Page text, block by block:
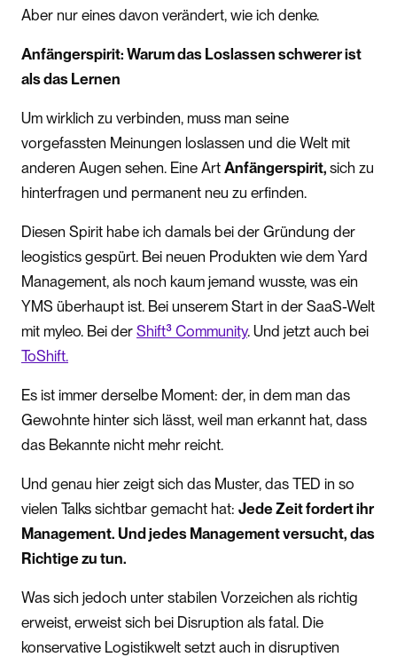
Aber nur eines davon verändert, wie ich denke.
Anfängerspirit: Warum das Loslassen schwerer ist
als das Lernen
Um wirklich zu verbinden, muss man seine
vorgefassten Meinungen loslassen und die Welt mit
anderen Augen sehen. Eine Art Anfängerspirit, sich zu
hinterfragen und permanent neu zu erfinden.
Diesen Spirit habe ich damals bei der Gründung der
leogistics gespürt. Bei neuen Produkten wie dem Yard
Management, als noch kaum jemand wusste, was ein
YMS überhaupt ist. Bei unserem Start in der SaaS-Welt
mit myleo. Bei der Shift³ Community. Und jetzt auch bei
ToShift.
Es ist immer derselbe Moment: der, in dem man das
Gewohnte hinter sich lässt, weil man erkannt hat, dass
das Bekannte nicht mehr reicht.
Und genau hier zeigt sich das Muster, das TED in so
vielen Talks sichtbar gemacht hat: Jede Zeit fordert ihr
Management. Und jedes Management versucht, das
Richtige zu tun.
Was sich jedoch unter stabilen Vorzeichen als richtig
erweist, erweist sich bei Disruption als fatal. Die
konservative Logistikwelt setzt auch in disruptiven